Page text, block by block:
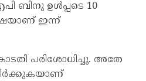
ബിനു ഉള്‍പ്പടെ 10
ഇന്ന്
പരിശോധിച്ചു. അതേ